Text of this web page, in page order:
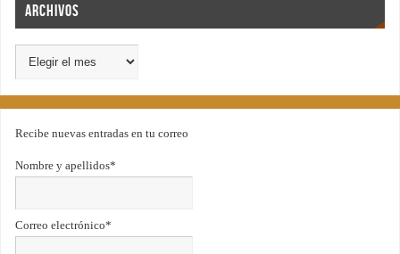
Archivos
Recibe nuevas entradas en tu correo
Nombre y apellidos*
Correo electrónico*